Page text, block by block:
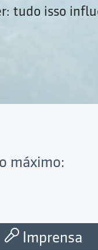
tudo isso
máximo:
Imprensa